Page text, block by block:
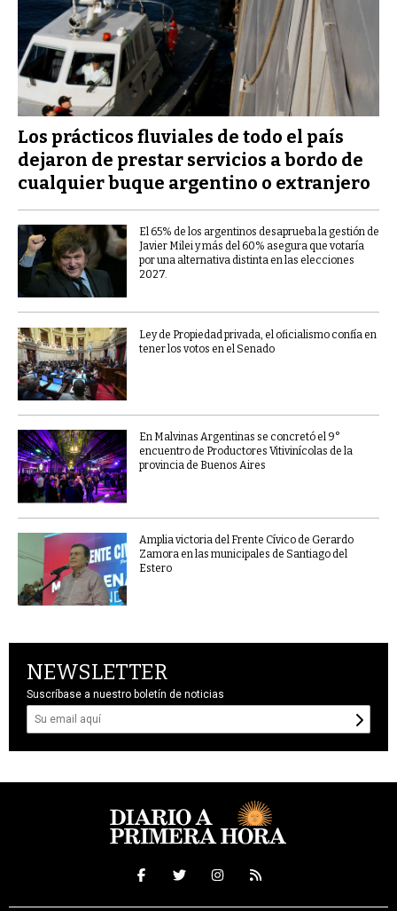
Los prácticos fluviales de todo el país
dejaron de prestar servicios a bordo de
cualquier buque argentino o extranjero
El 65% de los argentinos desaprueba la gestión de
Javier Milei y más del 60% asegura que votaría
por una alternativa distinta en las elecciones
2027.
Ley de Propiedad privada, el oficialismo confía en
tener los votos en el Senado
En Malvinas Argentinas se concretó el 9°
encuentro de Productores Vitivinícolas de la
provincia de Buenos Aires
Amplia victoria del Frente Cívico de Gerardo
Zamora en las municipales de Santiago del
Estero
NEWSLETTER
Suscríbase a nuestro boletín de noticias